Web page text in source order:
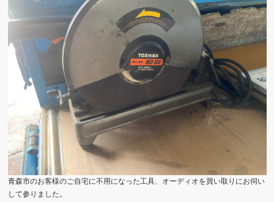
青森市のお客様のご自宅に不用になった工具、オーディオを買い取りにお伺い
して参りました。